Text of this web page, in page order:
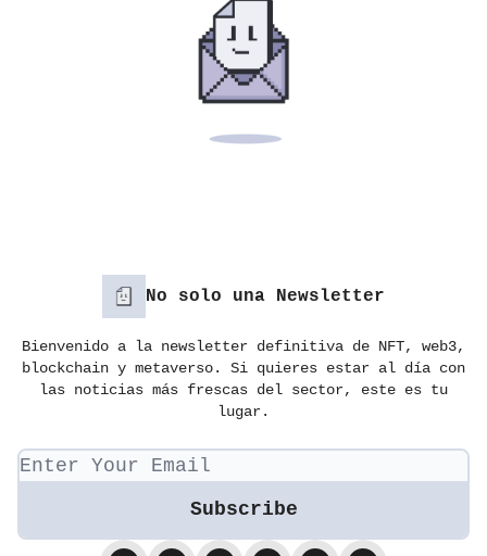
No solo una Newsletter
Bienvenido a la newsletter definitiva de NFT, web3,
blockchain y metaverso. Si quieres estar al día con
las noticias más frescas del sector, este es tu
lugar.